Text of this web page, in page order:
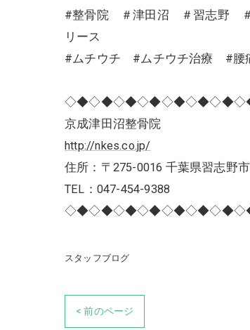
#整骨院 ＃津田沼 ＃習志野
リース
#ムチウチ #ムチウチ治療 #
京成津田沼整骨院
http://nkes.co.jp/
住所：〒275-0016 千葉県習志野
TEL：047-454-9388
スタッフブログ
< 前のページ